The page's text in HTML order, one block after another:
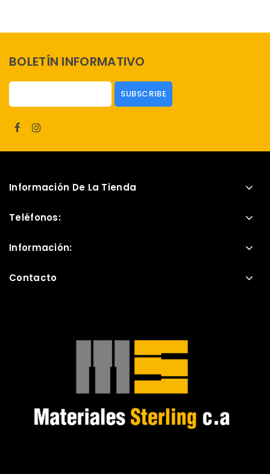
BOLETÍN INFORMATIVO
Información De La Tienda
Teléfonos:
Información:
Contacto